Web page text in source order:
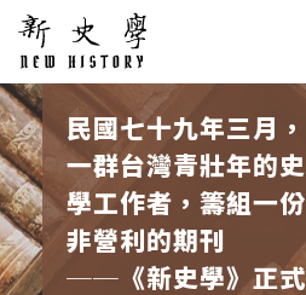
民國七十九年三月，
一群台灣青壯年的史
學工作者，籌組一份
非營利的期刊
──《新史學》正式